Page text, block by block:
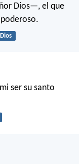
Dios—, el que
Dios
ser su santo